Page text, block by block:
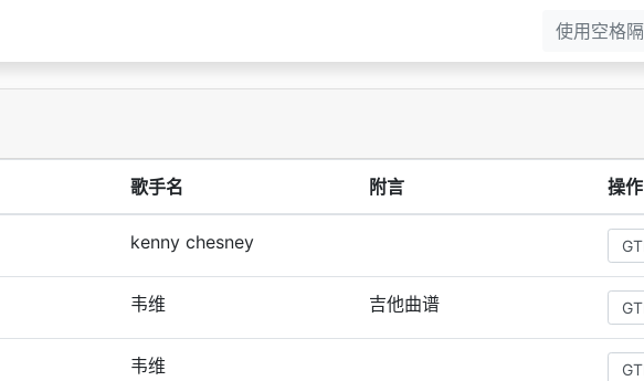
歌手名 附言 操作
kenny chesney
韦维 吉他曲谱
韦维